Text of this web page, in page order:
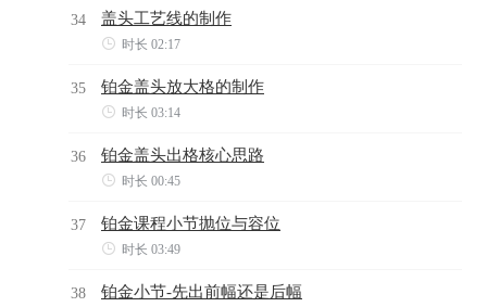
34 盖头工艺线的制作
 时长 02:17
35 铂金盖头放大格的制作
 时长 03:14
36 铂金盖头出格核心思路
 时长 00:45
37 铂金课程小节抛位与容位
 时长 03:49
38 铂金小节-先出前幅还是后幅